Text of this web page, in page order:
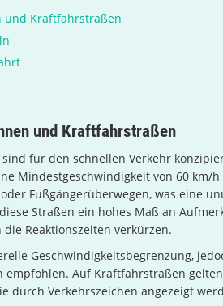
und Kraftfahrstraßen
und Kraftfahrstraßen
für den schnellen Verkehr
Mindestgeschwindigkeit von 60 km/
Fußgängerüberwegen, was eine
Straßen ein hohes Maß an
Reaktionszeiten verkürzen.
Geschwindigkeitsbegrenzung,
empfohlen. Auf Kraftfahrstraßen
durch Verkehrszeichen angezeigt